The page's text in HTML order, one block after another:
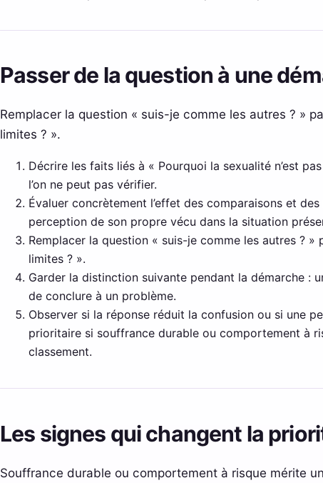
Passer de la question à une
Remplacer la question « suis-je comme les autres ? »
limites ? ».
Décrire les faits liés à « Pourquoi la sexualité n’est
l’on ne peut pas vérifier.
Évaluer concrètement l’effet des comparaisons et
perception de son propre vécu dans la situation
Remplacer la question « suis-je comme les autres ?
limites ? ».
Garder la distinction suivante pendant la démarche :
de conclure à un problème.
Observer si la réponse réduit la confusion ou si une
prioritaire si souffrance durable ou comportement à
classement.
Les signes qui changent la
Souffrance durable ou comportement à risque mérite